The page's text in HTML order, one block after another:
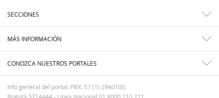
SECCIONES
MÁS INFORMACIÓN
CONOZCA NUESTROS PORTALES
Info general del portal: PBX: 57 (1) 2940100.